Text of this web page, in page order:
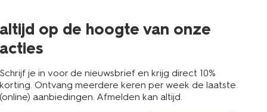
altijd op de hoogte van onze
acties
Schrijf je in voor de nieuwsbrief en krijg direct 10%
korting. Ontvang meerdere keren per week de laatste
(online) aanbiedingen. Afmelden kan altijd.